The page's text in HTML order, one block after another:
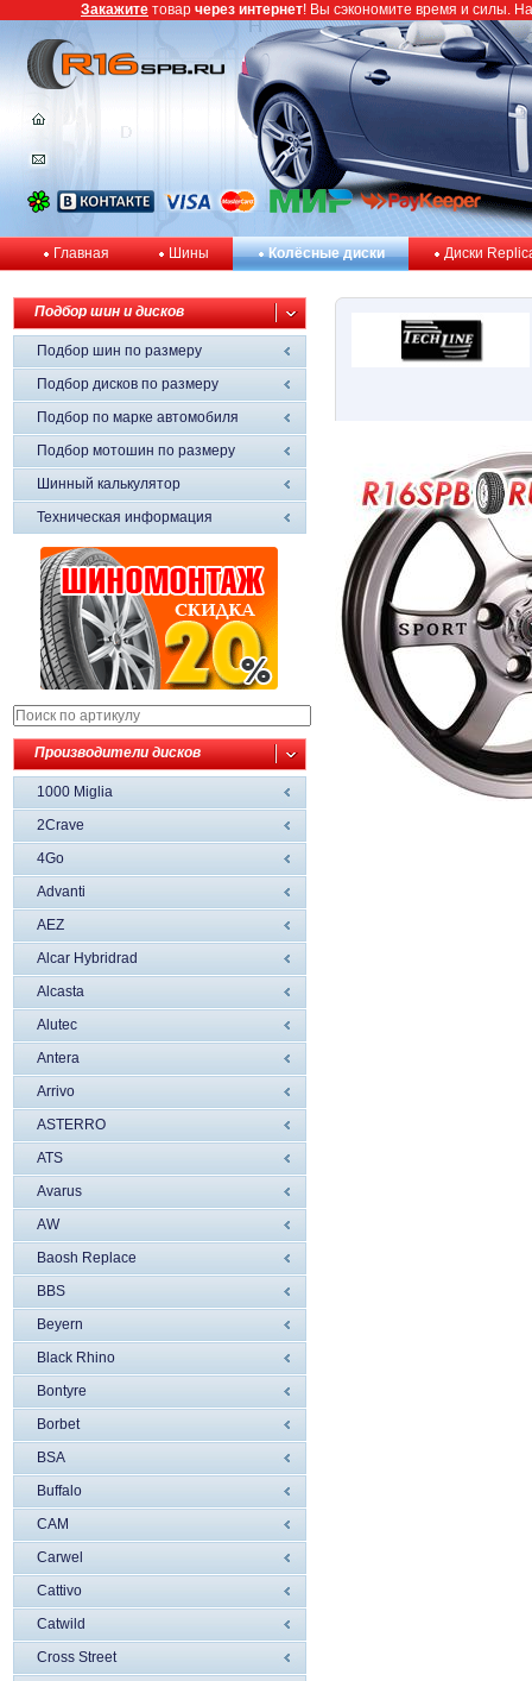
Главная Шины Колёсные диски Диски
Подбор шин и дисков
Подбор шин по размеру
Подбор дисков по размеру
Подбор по марке автомобиля
Подбор мотошин по размеру
Шинный калькулятор
Техническая информация
Производители дисков
1000 Miglia
2Crave
4Go
Advanti
AEZ
Alcar Hybridrad
Alcasta
Alutec
Antera
Arrivo
ASTERRO
ATS
Avarus
AW
Baosh Replace
BBS
Beyern
Black Rhino
Bontyre
Borbet
BSA
Buffalo
CAM
Carwel
Cattivo
Catwild
Cross Street
Закажите товар через интернет! Вы сэкономите время и силы.